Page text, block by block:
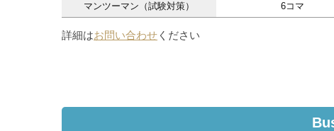
マンツーマン（試験対策） 6コマ
詳細はお問い合わせ ください